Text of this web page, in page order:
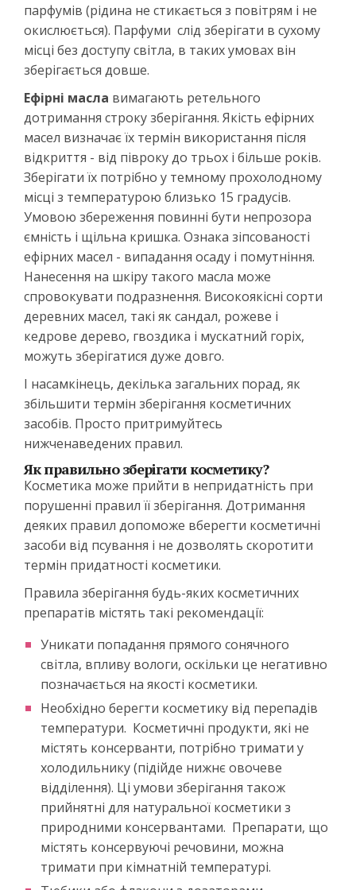
парфумів (рідина не стикається з повітрям і не
окислюється). Парфуми слід зберігати в сухому
місці без доступу світла, в таких умовах він
зберігається довше.
Ефірні масла вимагають ретельного
дотримання строку зберігання. Якість ефірних
масел визначає їх термін використання після
відкриття - від півроку до трьох і більше років.
Зберігати їх потрібно у темному прохолодному
місці з температурою близько 15 градусів.
Умовою збереження повинні бути непрозора
ємність і щільна кришка. Ознака зіпсованості
ефірних масел - випадання осаду і помутніння.
Нанесення на шкіру такого масла може
спровокувати подразнення. Високоякісні сорти
деревних масел, такі як сандал, рожеве і
кедрове дерево, гвоздика і мускатний горіх,
можуть зберігатися дуже довго.
І насамкінець, декілька загальних порад, як
збільшити термін зберігання косметичних
засобів. Просто притримуйтесь
нижченаведених правил.
Як правильно зберігати косметику?
Косметика може прийти в непридатність при
порушенні правил її зберігання. Дотримання
деяких правил допоможе вберегти косметичні
засоби від псування і не дозволять скоротити
термін придатності косметики.
Правила зберігання будь-яких косметичних
препаратів містять такі рекомендації:
Уникати попадання прямого сонячного
світла, впливу вологи, оскільки це негативно
позначається на якості косметики.
Необхідно берегти косметику від перепадів
температури. Косметичні продукти, які не
містять консерванти, потрібно тримати у
холодильнику (підійде нижнє овочеве
відділення). Ці умови зберігання також
прийнятні для натуральної косметики з
природними консервантами. Препарати, що
містять консервуючі речовини, можна
тримати при кімнатній температурі.